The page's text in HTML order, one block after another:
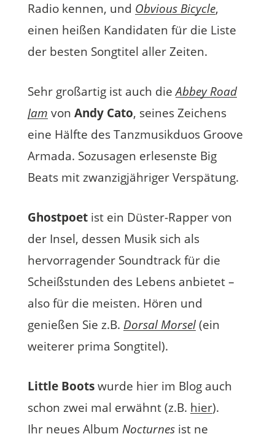
Radio kennen, und Obvious Bicycle,
einen heißen Kandidaten für die Liste
der besten Songtitel aller Zeiten.
Sehr großartig ist auch dieAbbey Road
Jam von Andy Cato, seines Zeichens
eine Hälfte des Tanzmusikduos Groove
Armada. Sozusagen erlesenste Big
Beats mit zwanzigjähriger Verspätung.
Ghostpoetist ein Düster-Rapper von
der Insel, dessen Musik sich als
hervorragender Soundtrack für die
Scheißstunden des Lebens anbietet –
also für die meisten. Hören und
genießen Sie z.B. Dorsal Morsel(ein
weiterer prima Songtitel).
Little Bootswurde hier im Blog auch
schon zwei mal erwähnt (z.B. hier).
Ihr neues Album Nocturnesist ne